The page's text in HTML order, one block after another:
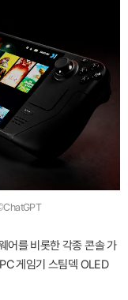
어를 비롯한 각종 콘솔 가
게임기 스팀덱 OLED